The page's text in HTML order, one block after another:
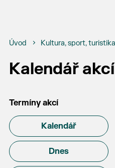
Úvod Kultura, sport, turistika
Kalendář akcí
Termíny akcí
Kalendář
Dnes